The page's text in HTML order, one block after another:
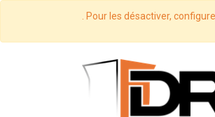
. Pour les désactiver,